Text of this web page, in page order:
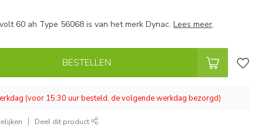
60 ah Type 56068 is van het merk Dynac.Lees meer.
BESTELLEN
(voor 15:30 uur besteld, de volgende werkdag bezorgd)
Deel dit product